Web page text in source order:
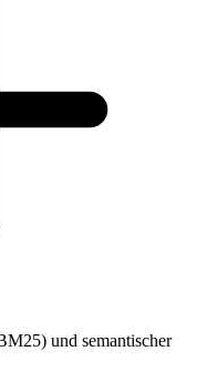
und semantischer